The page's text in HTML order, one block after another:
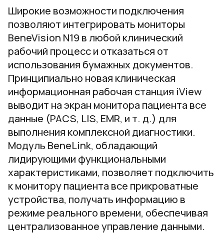
Широкие возможности подключения
позволяют интегрировать мониторы
BeneVision N19 в любой клинический
рабочий процесс и отказаться от
использования бумажных документов.
Принципиально новая клиническая
информационная рабочая станция iView
выводит на экран монитора пациента все
данные (PACS, LIS, EMR, и т. д.) для
выполнения комплексной диагностики.
Модуль BeneLink, обладающий
лидирующими функциональными
характеристиками, позволяет подключить
к монитору пациента все прикроватные
устройства, получать информацию в
режиме реального времени, обеспечивая
централизованное управление данными.